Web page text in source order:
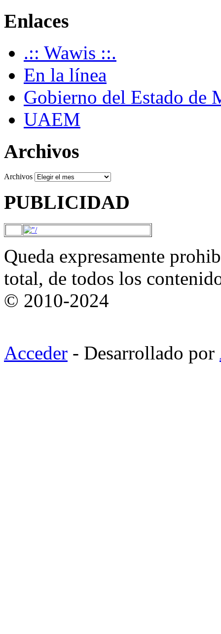
Enlaces
.:: Wawis ::.
En la línea
Gobierno del Estado de
UAEM
Archivos
Archivos
PUBLICIDAD
Queda expresamente
total, de todos los
© 2010-2024
Acceder - Desarrollado por